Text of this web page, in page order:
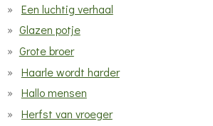
Een luchtig verhaal
Glazen potje
Grote broer
Haarle wordt harder
Hallo mensen
Herfst van vroeger